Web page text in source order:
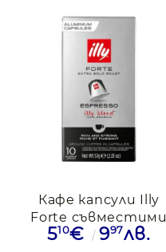
Кафе капсули Illy
Forte съвместими
с Nespresso, 10бр.
510€ 997лв.